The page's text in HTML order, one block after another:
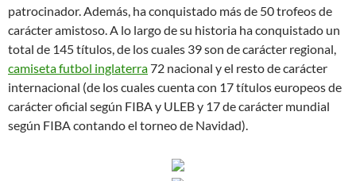
patrocinador. Además, ha conquistado más de 50 trofeos de
carácter amistoso. A lo largo de su historia ha conquistado un
total de 145 títulos, de los cuales 39 son de carácter regional,
camiseta futbol inglaterra72 nacional y el resto de carácter
internacional (de los cuales cuenta con 17 títulos europeos de
carácter oficial según FIBA y ULEB y 17 de carácter mundial
según FIBA contando el torneo de Navidad).